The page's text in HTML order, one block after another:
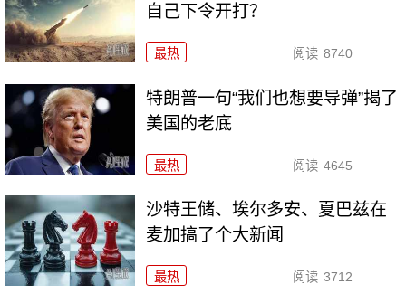
自己下令开打？
最热 阅读 8740
特朗普一句“我们也想要导弹”揭了
美国的老底
最热 阅读 4645
沙特王储、埃尔多安、夏巴兹在
麦加搞了个大新闻
最热 阅读 3712